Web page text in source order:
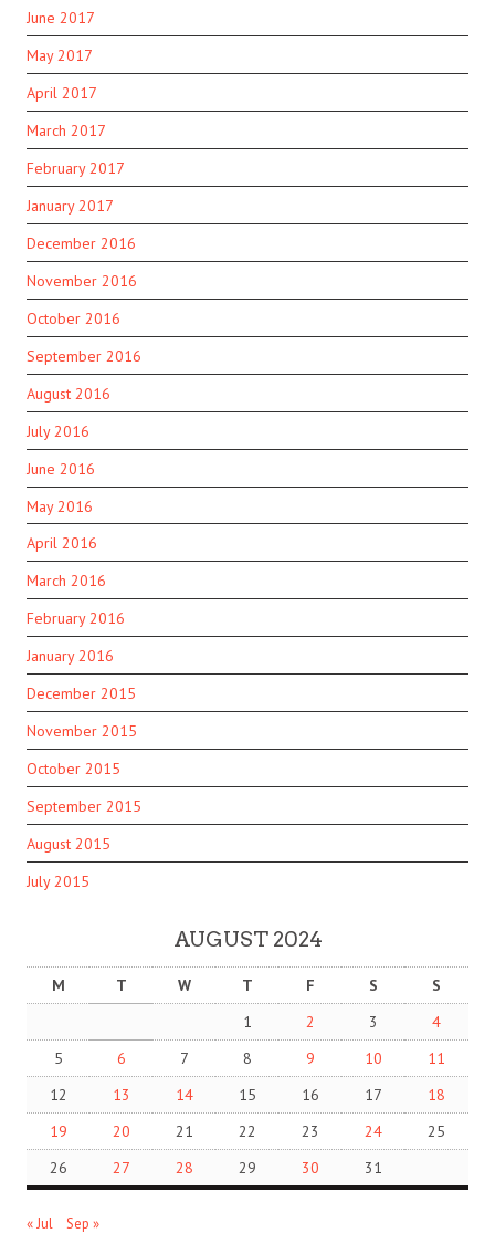
June 2017
May 2017
April 2017
March 2017
February 2017
January 2017
December 2016
November 2016
October 2016
September 2016
August 2016
July 2016
June 2016
May 2016
April 2016
March 2016
February 2016
January 2016
December 2015
November 2015
October 2015
September 2015
August 2015
July 2015
AUGUST 2024
M T W T F S
S
1
2 3
4
5
6 7 8 9 10
11
12
13 14 15 16 17
18
19
20 21 22 23 24
25
26
27 28 29 30 31
« Jul Sep »